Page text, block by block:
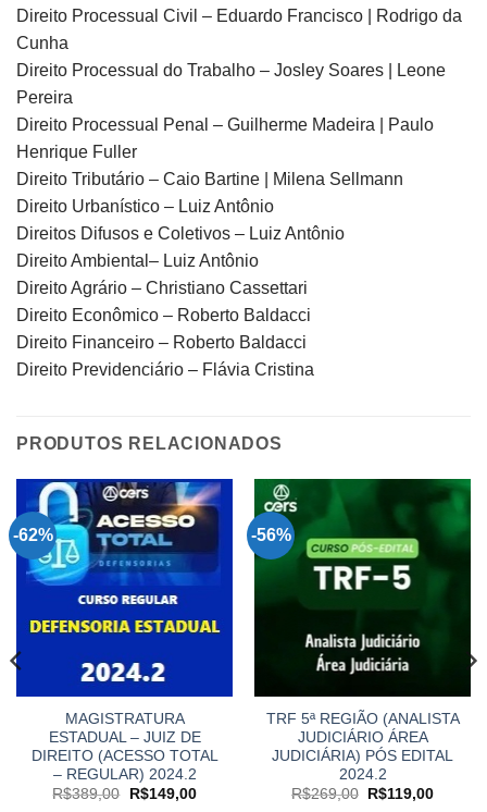
Direito Processual Civil – Eduardo Francisco | Rodrigo da
Cunha
Direito Processual do Trabalho – Josley Soares | Leone
Pereira
Direito Processual Penal – Guilherme Madeira | Paulo
Henrique Fuller
Direito Tributário – Caio Bartine | Milena Sellmann
Direito Urbanístico – Luiz Antônio
Direitos Difusos e Coletivos – Luiz Antônio
Direito Ambiental– Luiz Antônio
Direito Agrário – Christiano Cassettari
Direito Econômico – Roberto Baldacci
Direito Financeiro – Roberto Baldacci
Direito Previdenciário – Flávia Cristina
PRODUTOS RELACIONADOS
-62%
MAGISTRATURA
ESTADUAL – JUIZ DE
DIREITO (ACESSO TOTAL
– REGULAR) 2024.2
R$389,00
O
R$149,00O
-56%
TRF 5ª REGIÃO (ANALISTA
JUDICIÁRIO ÁREA
JUDICIÁRIA) PÓS EDITAL
2024.2
R$269,00
O
R$119,00O